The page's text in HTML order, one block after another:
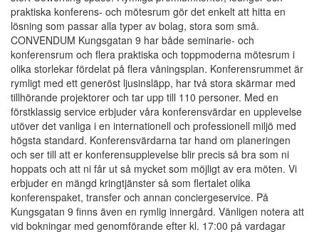
praktiska konferens- och mötesrum gör det enkelt att hitta en
lösning som passar alla typer av bolag, stora som små.
CONVENDUM Kungsgatan 9 har både seminarie- och
konferensrum och flera praktiska och toppmoderna mötesrum i
olika storlekar fördelat på flera våningsplan. Konferensrummet är
rymligt med ett generöst ljusinsläpp, har två stora skärmar med
tillhörande projektorer och tar upp till 110 personer. Med en
förstklassig service erbjuder våra konferensvärdar en upplevelse
utöver det vanliga i en internationell och professionell miljö med
högsta standard. Konferensvärdarna tar hand om planeringen
och ser till att er konferensupplevelse blir precis så bra som ni
hoppats och att ni får ut så mycket som möjligt av era möten. Vi
erbjuder en mängd kringtjänster så som flertalet olika
konferenspaket, transfer och annan conciergeservice. På
Kungsgatan 9 finns även en rymlig innergård. Vänligen notera att
vid bokningar med genomförande efter kl. 17:00 på vardagar